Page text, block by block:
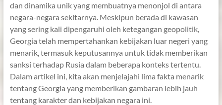
dan dinamika unik yang membuatnya menonjol di antara
negara-negara sekitarnya. Meskipun berada di kawasan
yang sering kali dipengaruhi oleh ketegangan geopolitik,
Georgia telah mempertahankan kebijakan luar negeri yang
menarik, termasuk keputusannya untuk tidak memberikan
sanksi terhadap Rusia dalam beberapa konteks tertentu.
Dalam artikel ini, kita akan menjelajahi lima fakta menarik
tentang Georgia yang memberikan gambaran lebih jauh
tentang karakter dan kebijakan negara ini.